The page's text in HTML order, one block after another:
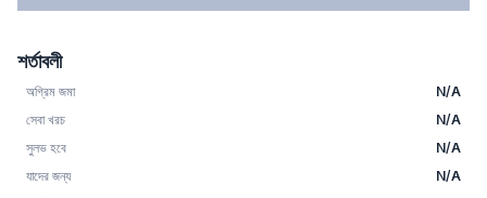
শর্তাবলী
অগ্রিম জমা
N/A
সেবা খরচ
N/A
সুলভ হবে
N/A
যাদের জন্য
N/A